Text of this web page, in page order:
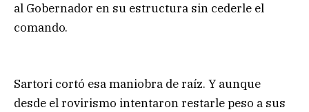
al Gobernador en su estructura sin cederle el
comando.
Sartori cortó esa maniobra de raíz. Y aunque
desde el rovirismo intentaron restarle peso a sus